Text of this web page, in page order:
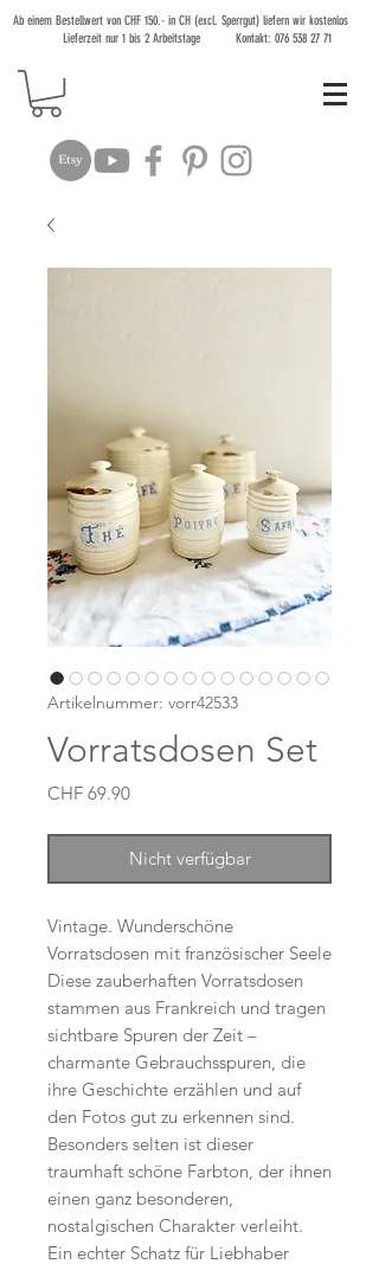
Ab einem Bestellwert von CHF 150.- in CH (excl. Sperrgut) liefern wir kostenlos
Lieferzeit nur 1 bis 2 Arbeitstage Kontakt: 076 538 27 71
Artikelnummer: vorr42533
Vorratsdosen Set
CHF 69.90Preis
Nicht verfügbar
Vintage. Wunderschöne
Vorratsdosen mit französischer Seele
Diese zauberhaften Vorratsdosen
stammen aus Frankreich und tragen
sichtbare Spuren der Zeit –
charmante Gebrauchsspuren, die
ihre Geschichte erzählen und auf
den Fotos gut zu erkennen sind.
Besonders selten ist dieser
traumhaft schöne Farbton, der ihnen
einen ganz besonderen,
nostalgischen Charakter verleiht.
Ein echter Schatz für Liebhaber